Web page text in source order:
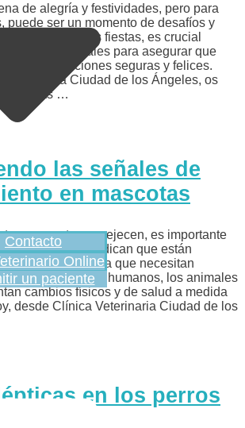
Contacto
Online
un paciente
de alegría y festividades, pero para
puede ser un momento de desafíos y
de las fiestas, es crucial
especiales para asegurar que
unas vacaciones seguras y felices.
Veterinaria Ciudad de los Ángeles, os
…
las señales de
en mascotas
mascotas envejecen, es importante
señales que indican que están
de la vida en la que necesitan
Al igual que los humanos, los animales
cambios físicos y de salud a medida
desde Clínica Veterinaria Ciudad de los
en los perros